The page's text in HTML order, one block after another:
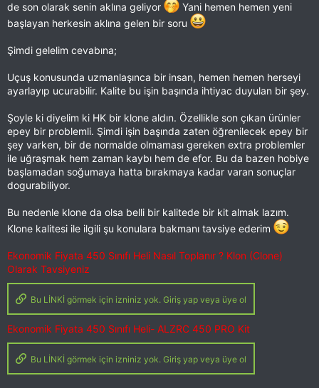
de son olarak senin aklına geliyor
Yani hemen hemen yeni
başlayan herkesin aklına gelen bir soru
Şimdi gelelim cevabına;
Uçuş konusunda uzmanlaşınca bir insan, hemen hemen herseyi
ayarlayıp ucurabilir. Kalite bu işin başında ihtiyac duyulan bir şey.
Şoyle ki diyelim ki HK bir klone aldın. Özellikle son çıkan ürünler
epey bir problemli. Şimdi işin başında zaten öğrenilecek epey bir
şey varken, bir de normalde olmaması gereken extra problemler
ile uğraşmak hem zaman kaybı hem de efor. Bu da bazen hobiye
başlamadan soğumaya hatta bırakmaya kadar varan sonuçlar
dogurabiliyor.
Bu nedenle klone da olsa belli bir kalitede bir kit almak lazım.
Klone kalitesi ile ilgili şu konulara bakmanı tavsiye ederim
Ekonomik Fiyata 450 Sınıfı Heli Nasıl Toplanır ? Klon (Clone)
Olarak Tavsiyeniz
Bu LİNKİ görmek için izniniz yok. Giriş yap veya üye ol
Ekonomik Fiyata 450 Sınıfı Heli- ALZRC 450 PRO Kit
Bu LİNKİ görmek için izniniz yok. Giriş yap veya üye ol